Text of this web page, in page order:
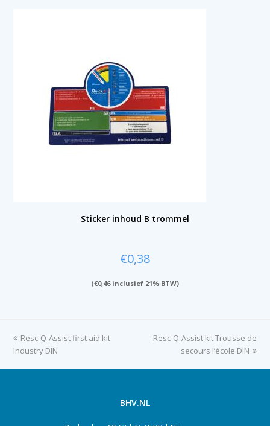
Sticker inhoud B trommel
€0,38
(€0,46inclusief 21% BTW)
previous
post:
Resc-Q-Assist first aid kit
Industry DIN
next
Resc-Q-Assist kit Trousse de
secours l’école DIN
BHV.NL